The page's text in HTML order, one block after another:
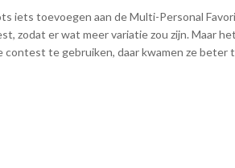
iets toevoegen aan de Multi-Personal
zodat er wat meer variatie zou zijn. Maar
contest te gebruiken, daar kwamen ze beter